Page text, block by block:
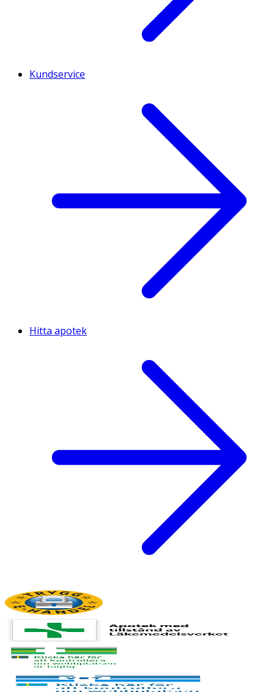
Kundservice
Hitta apotek